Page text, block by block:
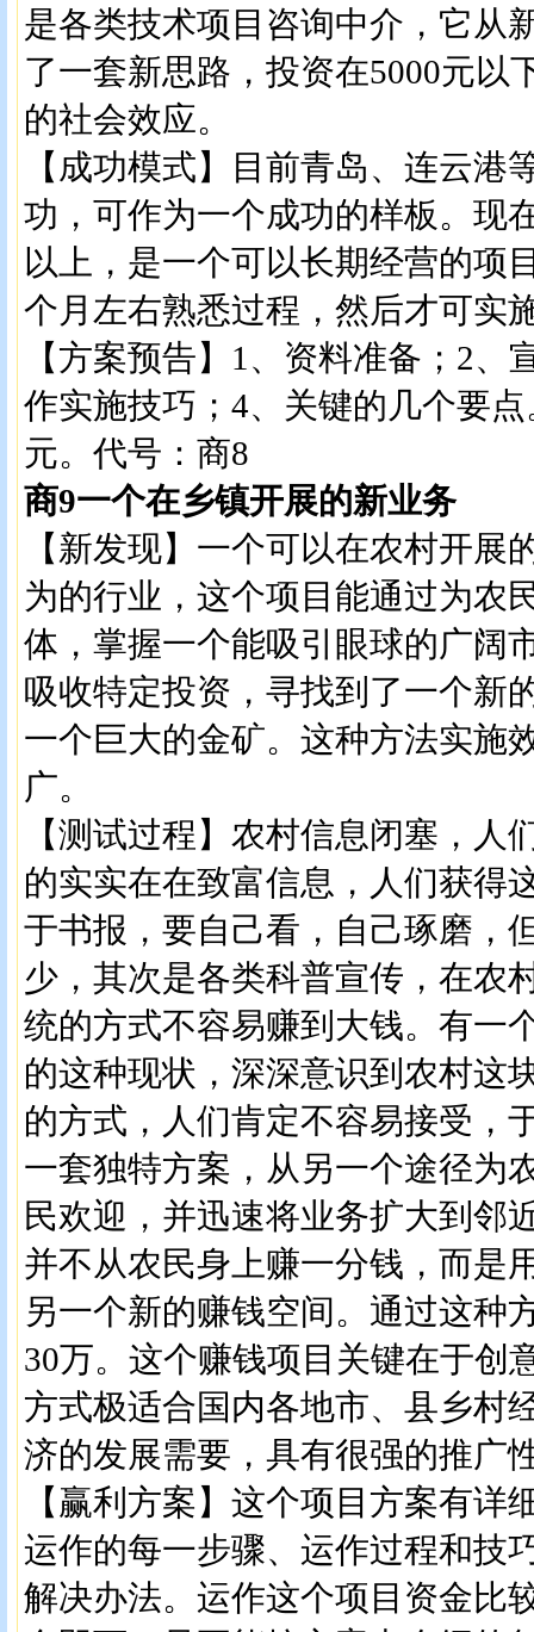
是各类技术项目咨询中介，它从
了一套新思路，投资在5000元以
的社会效应。
【成功模式】目前青岛、连云港
功，可作为一个成功的样板。现
以上，是一个可以长期经营的项
个月左右熟悉过程，然后才可实
【方案预告】1、资料准备；2、
作实施技巧；4、关键的几个要
元。代号：商8
商9一个在乡镇开展的新业务
【新发现】一个可以在农村开展
为的行业，这个项目能通过为农
体，掌握一个能吸引眼球的广阔
吸收特定投资，寻找到了一个新
一个巨大的金矿。这种方法实施
广。
【测试过程】农村信息闭塞，人
的实实在在致富信息，人们获得
于书报，要自己看，自己琢磨，
少，其次是各类科普宣传，在农
统的方式不容易赚到大钱。有一
的这种现状，深深意识到农村这
的方式，人们肯定不容易接受，
一套独特方案，从另一个途径为
民欢迎，并迅速将业务扩大到邻
并不从农民身上赚一分钱，而是
另一个新的赚钱空间。通过这种
30万。这个赚钱项目关键在于创
方式极适合国内各地市、县乡村
济的发展需要，具有很强的推广
【赢利方案】这个项目方案有详
运作的每一步骤、运作过程和技
解决办法。运作这个项目资金比